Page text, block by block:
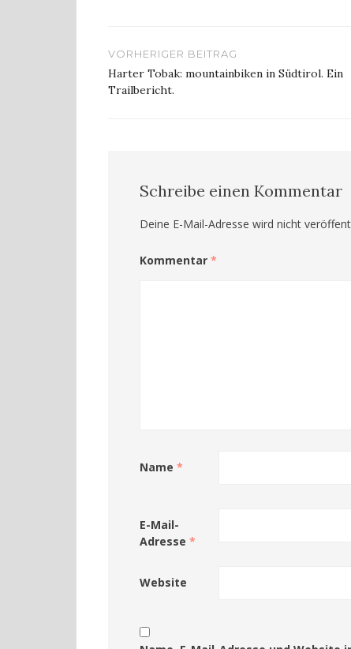
Beitragsnavigation
VORHERIGER BEITRAG
Harter Tobak: mountainbiken in Südtirol. Ein
Trailbericht.
Schreibe einen Kommentar
Deine E-Mail-Adresse wird nicht
Kommentar *
Name *
E-Mail-
Adresse *
Website